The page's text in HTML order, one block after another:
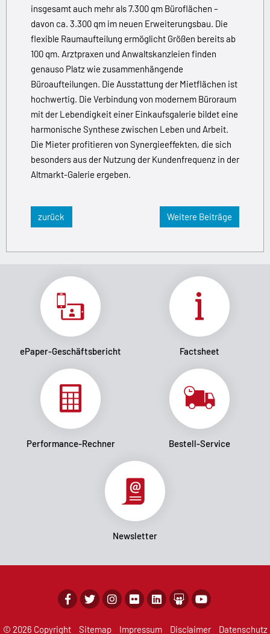
insgesamt auch mehr als 7.300 qm Büroflächen –
davon ca. 3.300 qm im neuen Erweiterungsbau. Die
flexible Raumaufteilung ermöglicht Größen bereits ab
100 qm. Arztpraxen und Anwaltskanzleien finden
genauso Platz wie zusammenhängende
Büroaufteilungen. Die Ausstattung der Mietflächen ist
hochwertig. Die Verbindung von mo­dernem Büroraum
mit der Lebendigkeit einer Einkaufsgalerie bildet eine
harmonische Synthese zwischen Leben und Arbeit.
Die Mieter profitieren von Synergieeffekten, die sich
besonders aus der Nutzung der Kunden­frequenz in der
Altmarkt-Galerie ergeben.
zurück Weitere Beiträge
ePaper-Geschäftsbericht Factsheet
Performance-Rechner Bestell-Service
Newsletter
© 2026 Copyright Sitemap Impressum Disclaimer Datenschutz